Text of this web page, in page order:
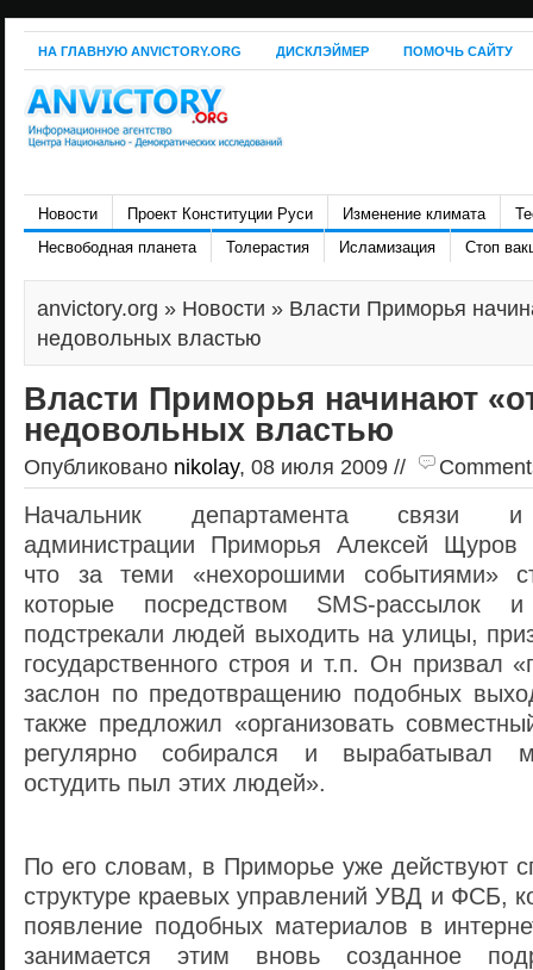
НА ГЛАВНУЮ ANVICTORY.ORG ДИСКЛЭЙМЕР ПОМОЧЬ САЙТУ
Новости Проект Конституции Руси Изменение климата
Несвободная планета
Толерастия Исламизация Стоп
anvictory.org » Новости » Власти Приморья
недовольных властью
Власти Приморья начинают
недовольных властью
Опубликовано nikolay, 08 июля 2009 //
Начальник департамента связи и
администрации Приморья Алексей Щуров
что за теми «нехорошими событиями»
которые посредством SMS-рассылок и
подстрекали людей выходить на улицы,
государственного строя и т.п. Он призвал
заслон по предотвращению подобных
также предложил «организовать
регулярно собирался и вырабатывал
остудить пыл этих людей».
По его словам, в Приморье уже действуют
структуре краевых управлений УВД и ФСБ,
появление подобных материалов в
занимается этим вновь созданное